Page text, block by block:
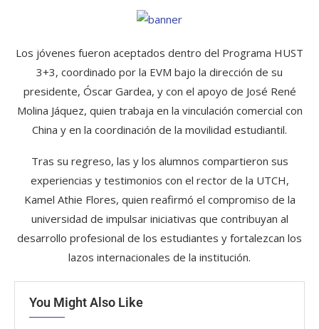
Los jóvenes fueron aceptados dentro del Programa HUST
3+3, coordinado por la EVM bajo la dirección de su
presidente, Óscar Gardea, y con el apoyo de José René
Molina Jáquez, quien trabaja en la vinculación comercial con
China y en la coordinación de la movilidad estudiantil.
Tras su regreso, las y los alumnos compartieron sus
experiencias y testimonios con el rector de la UTCH,
Kamel Athie Flores, quien reafirmó el compromiso de la
universidad de impulsar iniciativas que contribuyan al
desarrollo profesional de los estudiantes y fortalezcan los
lazos internacionales de la institución.
You Might Also Like